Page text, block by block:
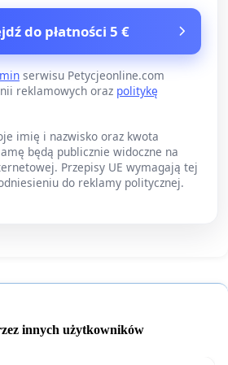
do płatności 5 €
serwisu Petycjeonline.com
reklamowych oraz politykę
imię i nazwisko oraz kwota
będą publicznie widoczne na
Przepisy UE wymagają tej
do reklamy politycznej.
innych użytkowników